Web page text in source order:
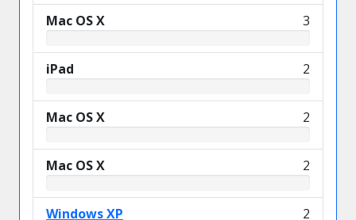
Mac OS X 3
iPad 2
Mac OS X 2
Mac OS X 2
Windows XP 2